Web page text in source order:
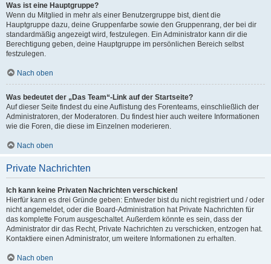
Was ist eine Hauptgruppe?
Wenn du Mitglied in mehr als einer Benutzergruppe bist, dient die
Hauptgruppe dazu, deine Gruppenfarbe sowie den Gruppenrang, der bei dir
standardmäßig angezeigt wird, festzulegen. Ein Administrator kann dir die
Berechtigung geben, deine Hauptgruppe im persönlichen Bereich selbst
festzulegen.
Nach oben
Was bedeutet der „Das Team“-Link auf der Startseite?
Auf dieser Seite findest du eine Auflistung des Forenteams, einschließlich der
Administratoren, der Moderatoren. Du findest hier auch weitere Informationen
wie die Foren, die diese im Einzelnen moderieren.
Nach oben
Private Nachrichten
Ich kann keine Privaten Nachrichten verschicken!
Hierfür kann es drei Gründe geben: Entweder bist du nicht registriert und / oder
nicht angemeldet, oder die Board-Administration hat Private Nachrichten für
das komplette Forum ausgeschaltet. Außerdem könnte es sein, dass der
Administrator dir das Recht, Private Nachrichten zu verschicken, entzogen hat.
Kontaktiere einen Administrator, um weitere Informationen zu erhalten.
Nach oben